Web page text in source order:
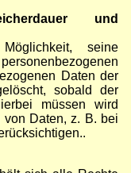
und
seine
Daten der
sobald der
müssen wird
Daten, z. B. bei